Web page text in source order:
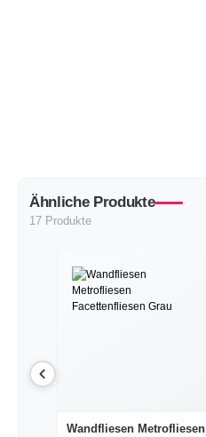
Ähnliche Produkte
17 Produkte
Wandfliesen Metrofliesen